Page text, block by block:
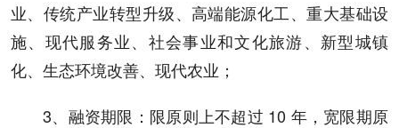
业、传统产业转型升级、高端能源化工、重大基础设
施、现代服务业、社会事业和文化旅游、新型城镇
化、生态环境改善、现代农业；
3、融资期限：限原则上不超过 10 年，宽限期原